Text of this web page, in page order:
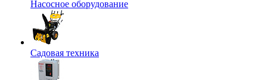
Насосное оборудование
Садовая техника